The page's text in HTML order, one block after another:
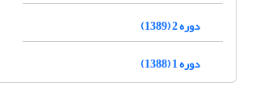
دوره 2 (1389)
دوره 1 (1388)